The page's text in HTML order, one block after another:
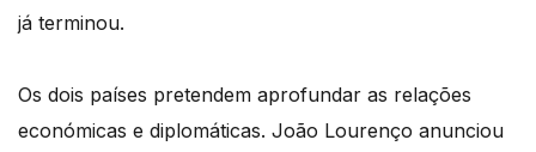
já terminou.
Os dois países pretendem aprofundar as relações
económicas e diplomáticas. João Lourenço anunciou